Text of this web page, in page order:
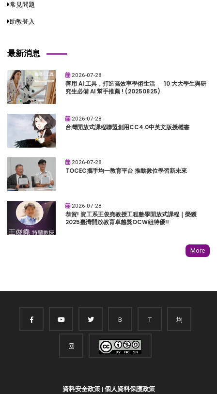
常見問題
助教登入
最新消息
2026-07-28
善用 AI 工具，打造高效率學術生活──10 大大學生與研
究生必備 AI 幫手推薦 ! (20250825)
2026-07-28
台灣開放式課程聯盟創用CC4.0中英文版授權書
2026-07-28
TOCEC攜手均一教育平台 推動數位學習新未來
2026-07-28
恭賀! 資工系王俊堯教授工程數學開放式課程｜榮獲
2025臺灣開放教育卓越獎OCW組特優!!
More
B T 均
資料安全政策| 個人資料保護政策